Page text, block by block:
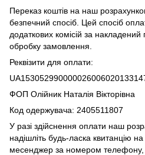
Переказ коштів на наш
безпечний спосіб. Цей спосіб
додаткових комісій за
обробку замовлення.
Реквізити для оплати:
ФОП Олійник Наталія Вікторівна
Код одержувача: 2405511807
У разі здійснення оплати наш
надішліть будь-ласка квитанцію
месенджер за номером телефону,